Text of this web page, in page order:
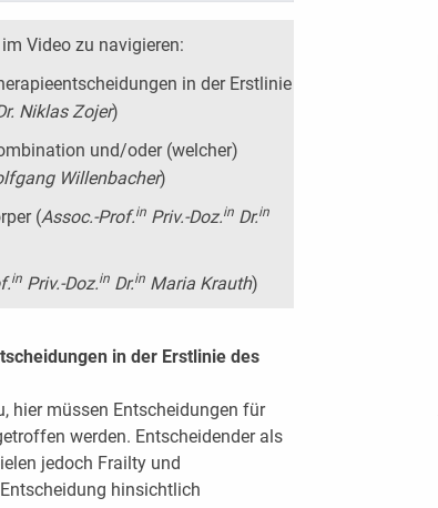
Video zu navigieren:
in der Erstlinie
Niklas Zojer)
und/oder (welcher)
Willenbacher)
(Assoc.-Prof.inPriv.-Doz.inDr.in
inPriv.-Doz.inDr.inMaria Krauth)
in der Erstlinie des
hier müssen Entscheidungen für
werden. Entscheidender als
jedoch Frailty und
hinsichtlich